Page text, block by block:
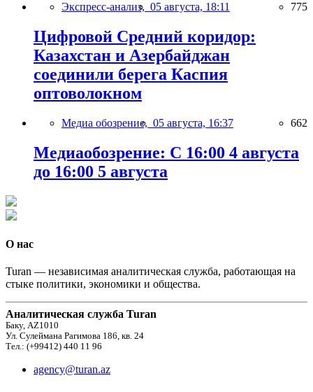
Экспресс-анализ, 05 августа, 18:11 775
Цифровой Средний коридор:
Казахстан и Азербайджан
соединили берега Каспия
оптоволокном
Медиа обозрение, 05 августа, 16:37 662
Медиаобозрение: С 16:00 4 августа
до 16:00 5 августа
О нас
Turan — независимая аналитическая служба, работающая на
стыке политики, экономики и общества.
Аналитическая служба Turan
Баку, AZ1010
Ул. Сулеймана Рагимова 186, кв. 24
Тел.: (+99412) 440 11 96
agency@turan.az